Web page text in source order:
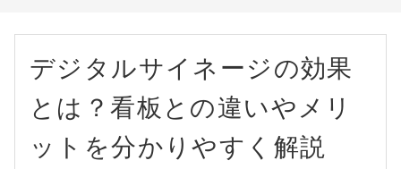
デジタルサイネージの効果
とは？看板との違いやメリ
ットを分かりやすく解説